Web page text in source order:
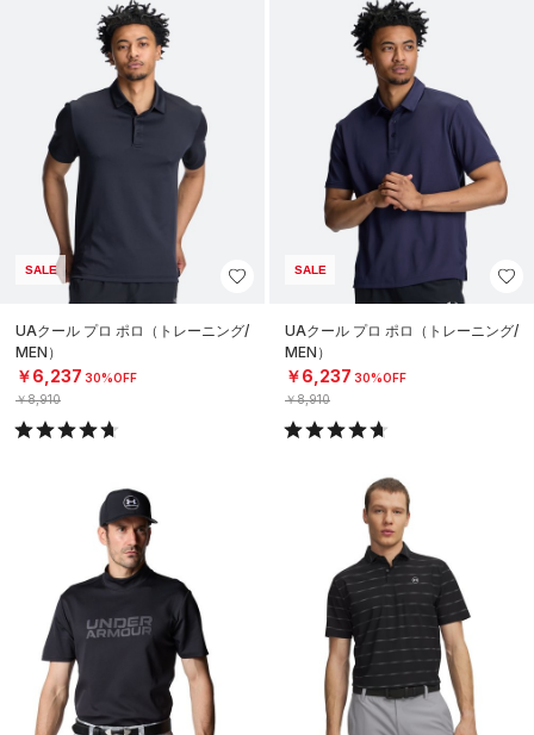
SALE
UAクール プロ ポロ（トレーニング/
MEN）
￥6,237 30%OFF
￥8,910
SALE
UAクール プロ ポロ（トレーニング/
MEN）
￥6,237 30%OFF
￥8,910